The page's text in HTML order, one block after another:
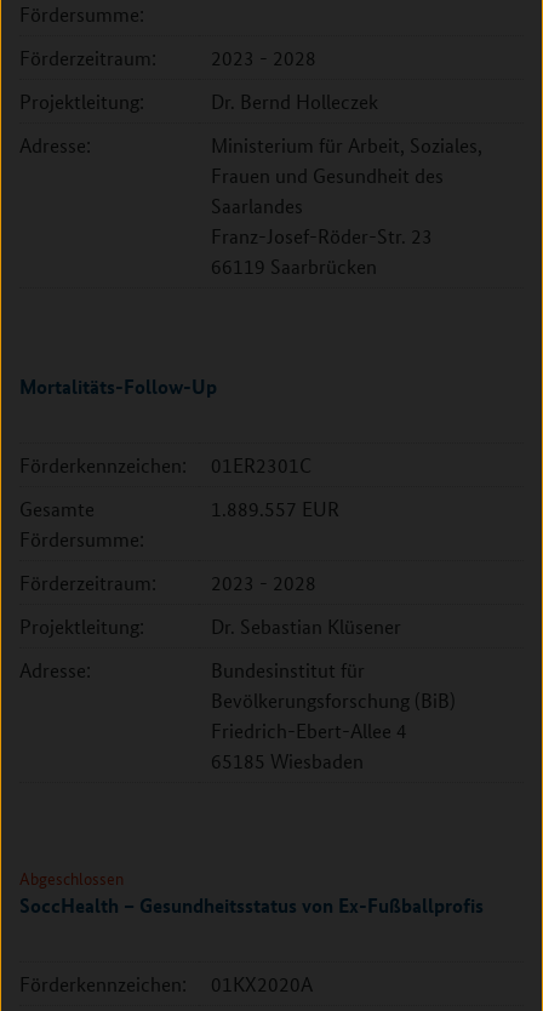
Fördersumme:
Förderzeitraum:
2023 - 2028
Projektleitung:
Dr. Bernd Holleczek
Adresse:
Ministerium für Arbeit, Soziales,
Frauen und Gesundheit des
Saarlandes
Franz-Josef-Röder-Str. 23
66119 Saarbrücken
Mortalitäts-Follow-Up
Förderkennzeichen:
01ER2301C
Gesamte
Fördersumme:
1.889.557 EUR
Förderzeitraum:
2023 - 2028
Projektleitung:
Dr. Sebastian Klüsener
Adresse:
Bundesinstitut für
Bevölkerungsforschung (BiB)
Friedrich-Ebert-Allee 4
65185 Wiesbaden
Abgeschlossen
SoccHealth – Gesundheitsstatus von Ex-Fußballprofis
Förderkennzeichen:
01KX2020A